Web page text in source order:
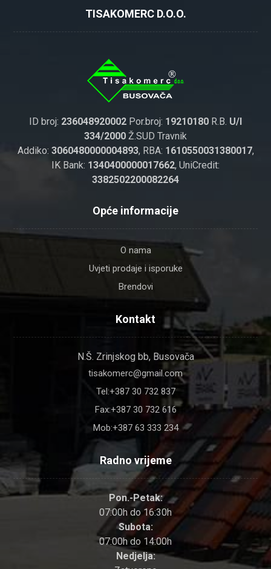
TISAKOMERC D.O.O.
ID broj: 236048920002 Por.broj: 19210180 R.B. U/I
334/2000 Ž.SUD Travnik
Addiko: 3060480000004893, RBA: 1610550031380017,
IK Bank: 1340400000017662, UniCredit:
3382502200082264
Opće informacije
O nama
Uvjeti prodaje i isporuke
Brendovi
Kontakt
N.Š. Zrinjskog bb, Busovača
tisakomerc@gmail.com
Tel:+387 30 732 837
Fax:+387 30 732 616
Mob:+387 63 333 234
Radno vrijeme
Pon.-Petak:
07:00h do 16:30h
Subota:
07:00h do 14:00h
Nedjelja: